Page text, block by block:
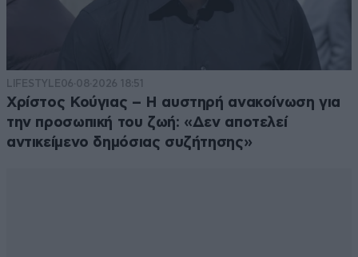
LIFESTYLE06·08·2026 18:51
Χρίστος Κούγιας – Η αυστηρή ανακοίνωση για
την προσωπική του ζωή: «Δεν αποτελεί
αντικείμενο δημόσιας συζήτησης»